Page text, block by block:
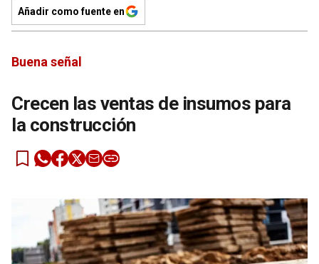
Añadir como fuente en
Buena señal
Crecen las ventas de insumos para
la construcción